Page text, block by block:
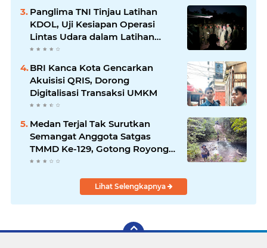
Panglima TNI Tinjau Latihan
KDOL, Uji Kesiapan Operasi
Lintas Udara dalam Latihan
Terintegrasi TNI 2026
BRI Kanca Kota Gencarkan
Akuisisi QRIS, Dorong
Digitalisasi Transaksi UMKM
Medan Terjal Tak Surutkan
Semangat Anggota Satgas
TMMD Ke-129, Gotong Royong
Wujudkan Pembangunan di
Lihat Selengkapnya